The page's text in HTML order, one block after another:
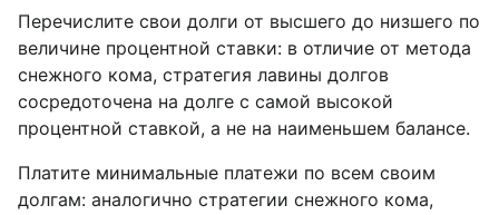
Перечислите свои долги от высшего до низшего по
величине процентной ставки: в отличие от метода
снежного кома, стратегия лавины долгов
сосредоточена на долге с самой высокой
процентной ставкой, а не на наименьшем балансе.
Платите минимальные платежи по всем своим
долгам: аналогично стратегии снежного кома,